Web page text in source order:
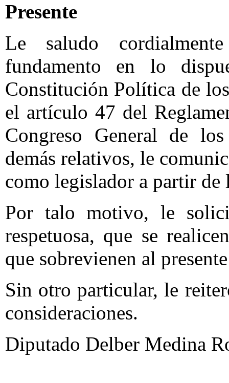
Presente
Le saludo
fundamento en lo
Constitución Política de
el artículo 47 del
Congreso General de
demás relativos, le
como legislador a partir de
Por talo motivo, le
respetuosa, que se
que sobrevienen al
Sin otro particular, le
consideraciones.
Diputado Delber Medina